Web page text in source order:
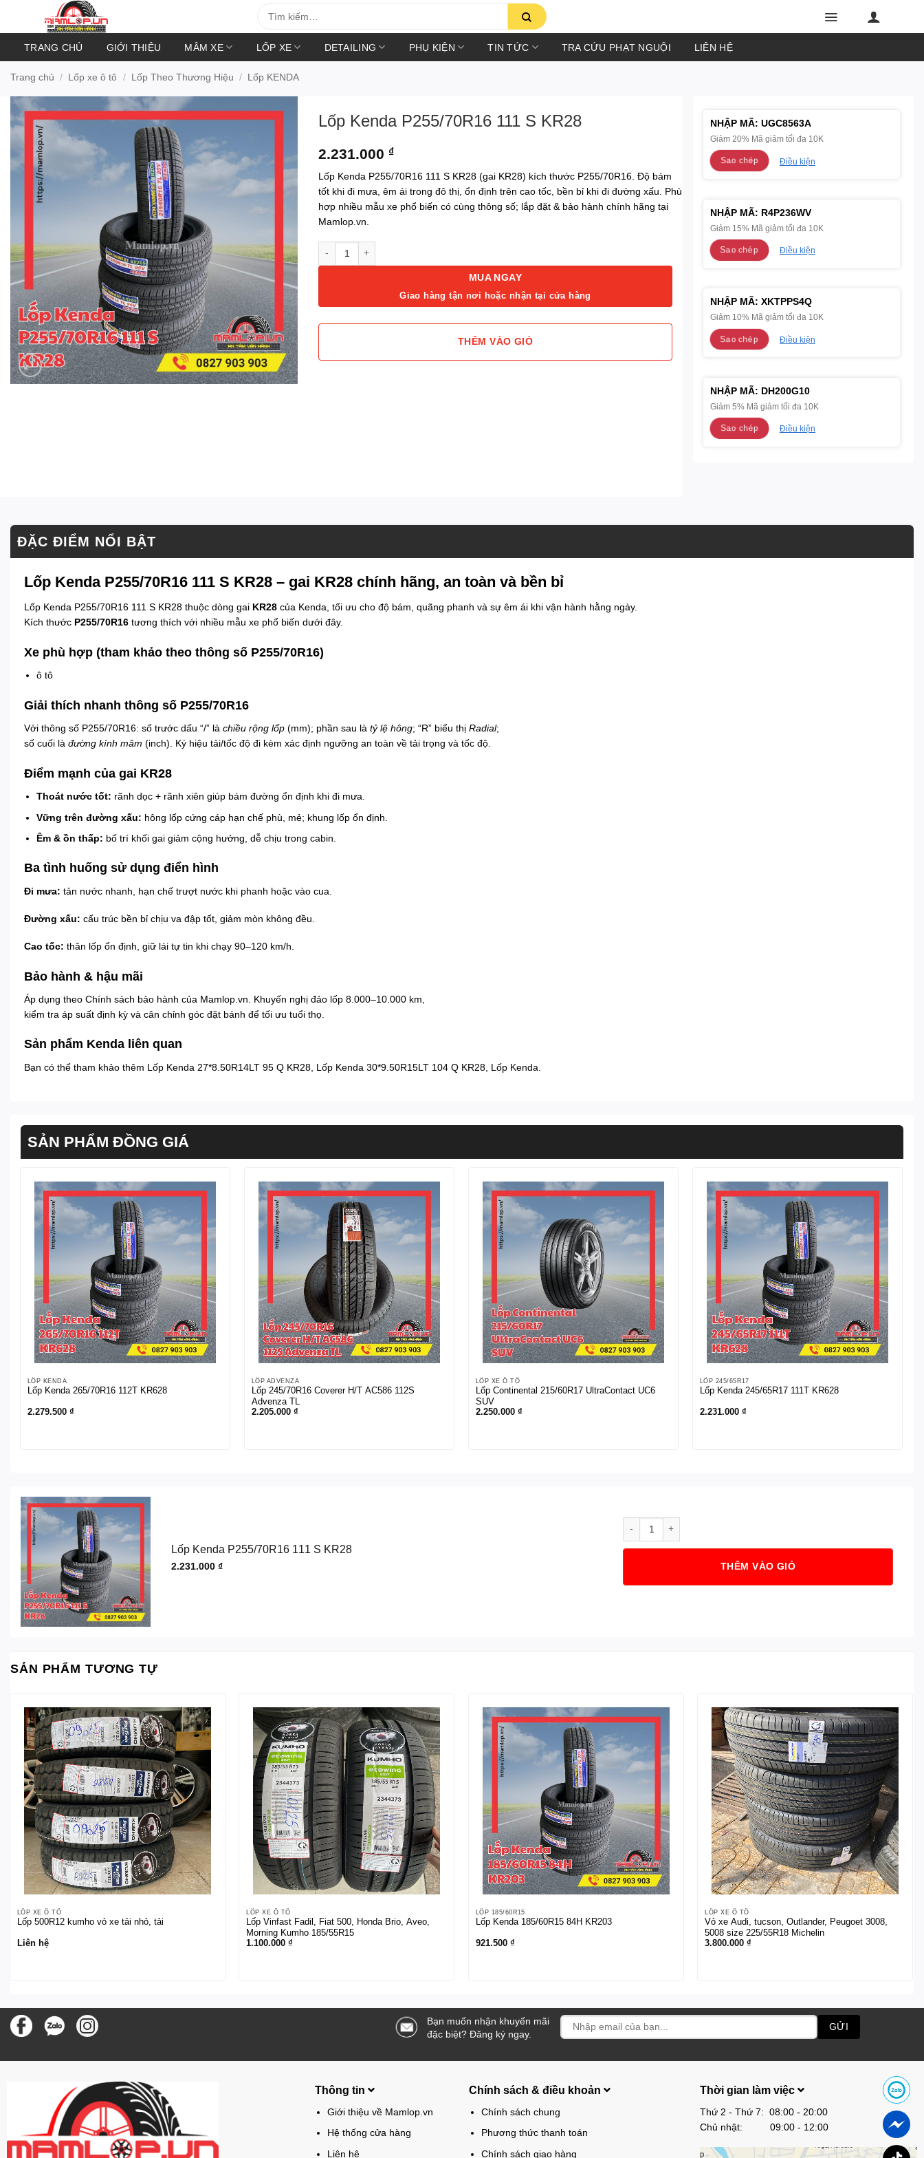
kiếm:
TRANG CHỦ GIỚI THIỆU MÂM XE LỐP XE DETAILING PHỤ KIỆN TIN TỨC TRA CỨU PHẠT NGUỘI LIÊN HỆ
Trang chủ / Lốp xe ô tô / Lốp Theo Thương Hiệu / Lốp KENDA
Lốp Kenda P255/70R16 111 S KR28
2.231.000 ₫
Lốp Kenda P255/70R16 111 S KR28 (gai KR28) kích thước P255/70R16. Độ bám
tốt khi đi mưa, êm ái trong đô thị, ổn định trên cao tốc, bền bỉ khi đi đường xấu. Phù
hợp nhiều mẫu xe phổ biến có cùng thông số; lắp đặt & bảo hành chính hãng tại
Mamlop.vn.
MUA NGAY
Giao hàng tận nơi hoặc nhận tại cửa hàng
THÊM VÀO GIỎ
NHẬP MÃ: UGC8563A
Giảm 20% Mã giảm tối đa 10K
Sao chép Điều kiện
NHẬP MÃ: R4P236WV
Giảm 15% Mã giảm tối đa 10K
Sao chép Điều kiện
NHẬP MÃ: XKTPPS4Q
Giảm 10% Mã giảm tối đa 10K
Sao chép Điều kiện
NHẬP MÃ: DH200G10
Giảm 5% Mã giảm tối đa 10K
Sao chép Điều kiện
ĐẶC ĐIỂM NỔI BẬT
Lốp Kenda P255/70R16 111 S KR28 – gai KR28 chính hãng, an toàn và bền bỉ
Lốp Kenda P255/70R16 111 S KR28 thuộc dòng gai KR28 của Kenda, tối ưu cho độ bám, quãng phanh và sự êm ái khi vận hành hằng ngày.
Kích thước P255/70R16 tương thích với nhiều mẫu xe phổ biến dưới đây.
Xe phù hợp (tham khảo theo thông số P255/70R16)
ô tô
Giải thích nhanh thông số P255/70R16
Với thông số P255/70R16: số trước dấu “/” là chiều rộng lốp (mm); phần sau là tỷ lệ hông; “R” biểu thị Radial;
số cuối là đường kính mâm (inch). Ký hiệu tải/tốc độ đi kèm xác định ngưỡng an toàn về tải trọng và tốc độ.
Điểm mạnh của gai KR28
Thoát nước tốt: rãnh dọc + rãnh xiên giúp bám đường ổn định khi đi mưa.
Vững trên đường xấu: hông lốp cứng cáp hạn chế phù, mẻ; khung lốp ổn định.
Êm & ồn thấp: bố trí khối gai giảm cộng hưởng, dễ chịu trong cabin.
Ba tình huống sử dụng điển hình
Đi mưa: tản nước nhanh, hạn chế trượt nước khi phanh hoặc vào cua.
Đường xấu: cấu trúc bền bỉ chịu va đập tốt, giảm mòn không đều.
Cao tốc: thân lốp ổn định, giữ lái tự tin khi chạy 90–120 km/h.
Bảo hành & hậu mãi
Áp dụng theo Chính sách bảo hành của Mamlop.vn. Khuyến nghị đảo lốp 8.000–10.000 km,
kiểm tra áp suất định kỳ và cân chỉnh góc đặt bánh để tối ưu tuổi thọ.
Sản phẩm Kenda liên quan
Bạn có thể tham khảo thêm Lốp Kenda 27*8.50R14LT 95 Q KR28, Lốp Kenda 30*9.50R15LT 104 Q KR28, Lốp Kenda.
SẢN PHẨM ĐỒNG GIÁ
LỐP KENDA
Lốp Kenda 265/70R16 112T KR628
2.279.500 ₫
LỐP ADVENZA
Lốp 245/70R16 Coverer H/T AC586 112S
Advenza TL
2.205.000 ₫
LỐP XE Ô TÔ
Lốp Continental 215/60R17 UltraContact UC6
SUV
2.250.000 ₫
LỐP 245/65R17
Lốp Kenda 245/65R17 111T KR628
2.231.000 ₫
Lốp Kenda P255/70R16 111 S KR28
2.231.000 ₫ THÊM VÀO GIỎ
SẢN PHẨM TƯƠNG TỰ
LỐP XE Ô TÔ
Lốp 500R12 kumho vỏ xe tải nhỏ, tải
Liên hệ
LỐP XE Ô TÔ
Lốp Vinfast Fadil, Fiat 500, Honda Brio, Aveo,
Morning Kumho 185/55R15
1.100.000₫
LỐP 185/60R15
Lốp Kenda 185/60R15 84H KR203
921.500 ₫
LỐP XE Ô TÔ
Vỏ xe Audi, tucson, Outlander, Peugoet 3008,
5008 size 225/55R18 Michelin
3.800.000₫
Bạn muốn nhận khuyến mãi
đặc biệt? Đăng ký ngay.
Thông tin
Giới thiệu về Mamlop.vn
Hệ thống cửa hàng
Liên hệ
Chính sách & điều khoản
Chính sách chung
Phương thức thanh toán
Chính sách giao hàng
Thời gian làm việc
Thứ 2 - Thứ 7: 08:00 - 20:00
Chủ nhật: 09:00 - 12:00